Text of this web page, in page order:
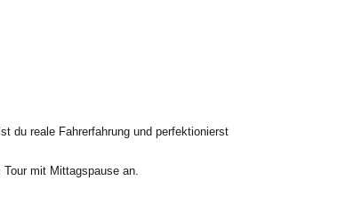
du reale Fahrerfahrung und perfektionierst
mit Mittagspause an.